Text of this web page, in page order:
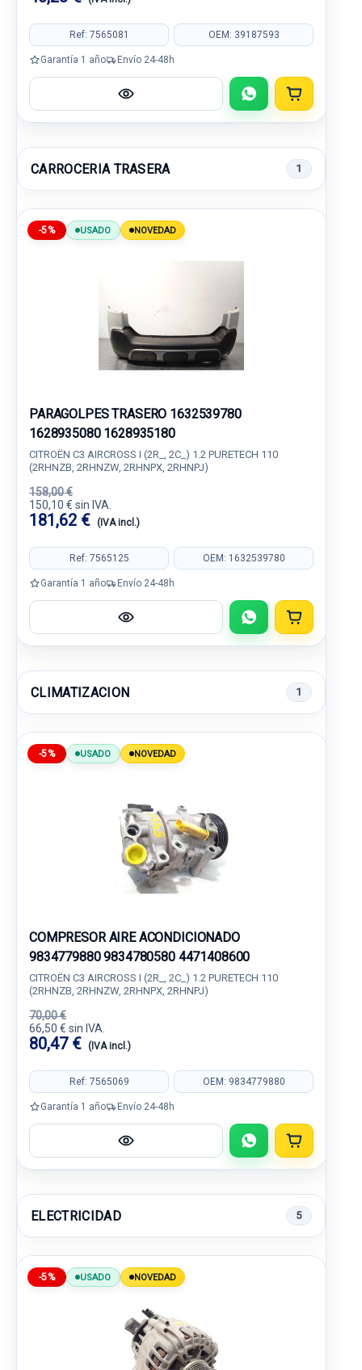
Ref: 7565081 OEM: 39187593
Garantía 1 año Envío 24-48h
CARROCERIA TRASERA 1
-5% USADO NOVEDAD
PARAGOLPES TRASERO 1632539780
1628935080 1628935180
CITROËN C3 AIRCROSS I (2R_, 2C_) 1.2 PURETECH 110
(2RHNZB, 2RHNZW, 2RHNPX, 2RHNPJ)
158,00 €
150,10 € sin IVA.
181,62 € (IVA incl.)
Ref: 7565125 OEM: 1632539780
Garantía 1 año Envío 24-48h
CLIMATIZACION 1
-5% USADO NOVEDAD
COMPRESOR AIRE ACONDICIONADO
9834779880 9834780580 4471408600
CITROËN C3 AIRCROSS I (2R_, 2C_) 1.2 PURETECH 110
(2RHNZB, 2RHNZW, 2RHNPX, 2RHNPJ)
70,00 €
66,50 € sin IVA.
80,47 € (IVA incl.)
Ref: 7565069 OEM: 9834779880
Garantía 1 año Envío 24-48h
ELECTRICIDAD 5
-5% USADO NOVEDAD